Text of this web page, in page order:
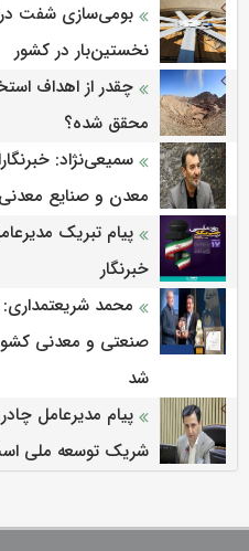
نخستین‌بار در کشور
چقدر از اهداف
محقق شده؟
سمیعی‌نژاد:
معدن و صنایع
پیام تبریک
خبرنگار
محمد
صنعتی و معدنی
شد
پیام مدیرعامل
شریک توسعه ملی